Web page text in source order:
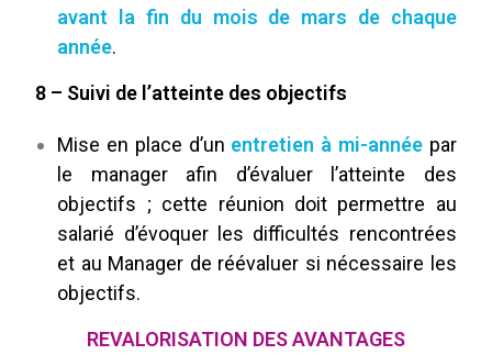
avant la fin du mois de mars de chaque
année.
8 – Suivi de l’atteinte des objectifs
Mise en place d’un entretien à mi-année par
le manager afin d’évaluer l’atteinte des
objectifs ; cette réunion doit permettre au
salarié d’évoquer les difficultés rencontrées
et au Manager de réévaluer si nécessaire les
objectifs.
REVALORISATION DES AVANTAGES